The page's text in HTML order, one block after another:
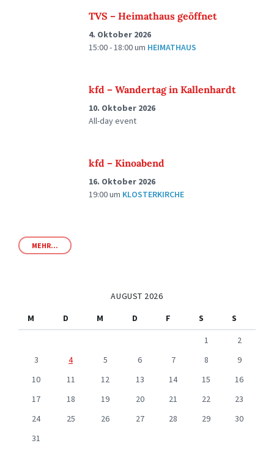
TVS – Heimathaus geöffnet
4. Oktober 2026
15:00 - 18:00um HEIMATHAUS
kfd – Wandertag in Kallenhardt
10. Oktober 2026
All-day event
kfd – Kinoabend
16. Oktober 2026
19:00um KLOSTERKIRCHE
MEHR...
AUGUST 2026
M
D M D F S
S
1
2
3
4 5 6 7 8
9
10
11 12 13 14 15
16
17
18 19 20 21 22
23
24
25 26 27 28 29
30
31